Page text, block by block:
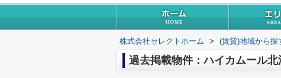
株式会社セレクトホーム > (賃貸)地域から探
過去掲載物件：ハイカムール北